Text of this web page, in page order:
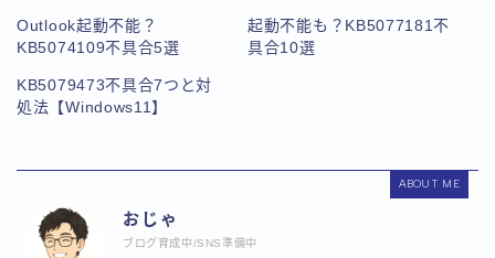
Outlook起動不能？
KB5074109不具合5選
起動不能も？KB5077181不
具合10選
KB5079473不具合7つと対
処法【Windows11】
ABOUT ME
おじゃ
ブログ育成中/SNS準備中